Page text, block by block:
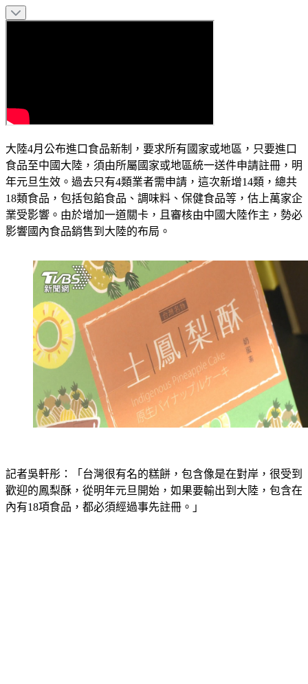
大陸4月公布進口食品新制，要求所有國家或地區，只要進口
食品至中國大陸，須由所屬國家或地區統一送件申請註冊，明
年元旦生效。過去只有4類業者需申請，這次新增14類，總共
18類食品，包括包餡食品、調味料、保健食品等，估上萬家企
業受影響。由於增加一道關卡，且審核由中國大陸作主，勢必
影響國內食品銷售到大陸的布局。
記者吳軒彤：「台灣很有名的糕餅，包含像是在對岸，很受到
歡迎的鳳梨酥，從明年元旦開始，如果要輸出到大陸，包含在
內有18項食品，都必須經過事先註冊。」